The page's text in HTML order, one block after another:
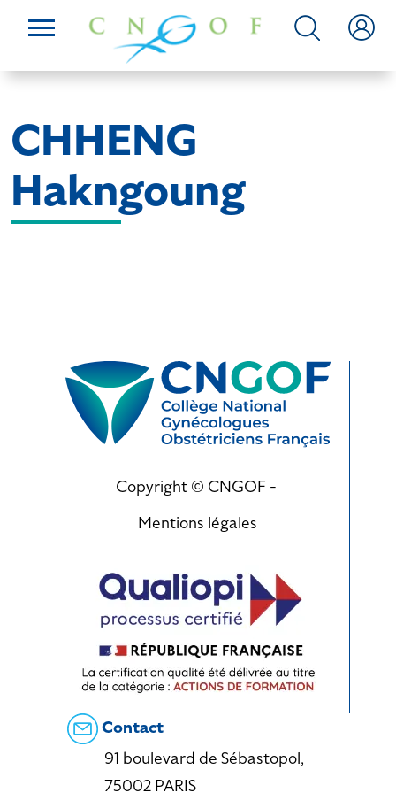
CHHENG
Hakngoung
Copyright © CNGOF -
Mentions légales
Contact
91 boulevard de Sébastopol,
75002 PARIS